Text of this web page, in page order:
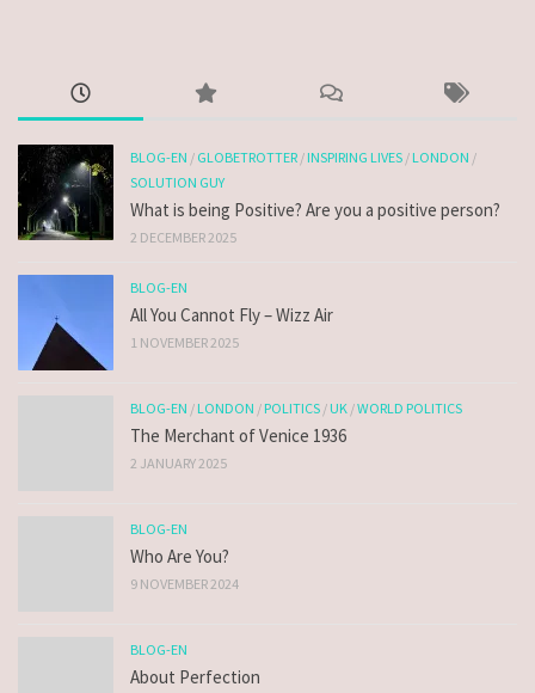
BLOG-EN / GLOBETROTTER /INSPIRING LIVES /LONDON /
SOLUTION GUY
What is being Positive? Are you a positive person?
2 DECEMBER 2025
BLOG-EN
All You Cannot Fly – Wizz Air
1 NOVEMBER 2025
BLOG-EN /LONDON /POLITICS /UK /WORLD POLITICS
The Merchant of Venice 1936
2 JANUARY 2025
BLOG-EN
Who Are You?
9 NOVEMBER 2024
BLOG-EN
About Perfection